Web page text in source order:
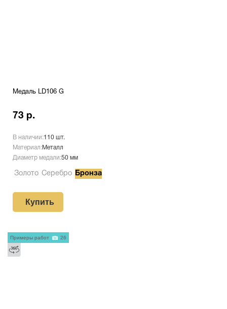
Медаль LD106 G
73 р.
В наличии:110 шт.
Материал:Металл
Диаметр медали:50 мм
Золото Серебро Бронза
Купить
Примеры работ 26